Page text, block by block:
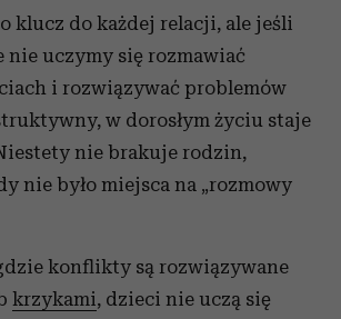
klucz do każdej relacji, ale jeśli
uczymy się rozmawiać
i rozwiązywać problemów
w dorosłym życiu staje
nie brakuje rodzin,
nie było miejsca na „rozmowy
konflikty są rozwiązywane
krzykami, dzieci nie uczą się